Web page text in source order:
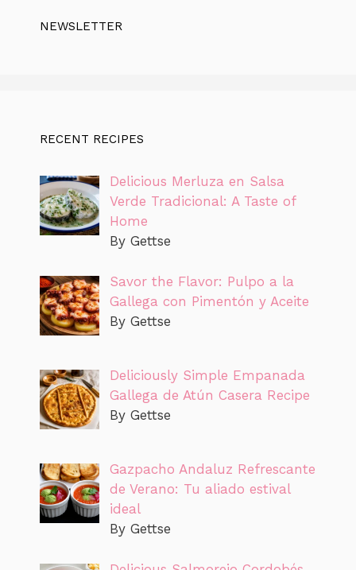
NEWSLETTER
RECENT RECIPES
Delicious Merluza en Salsa
Verde Tradicional: A Taste of
Home
By Gettse
Savor the Flavor: Pulpo a la
Gallega con Pimentón y Aceite
By Gettse
Deliciously Simple Empanada
Gallega de Atún Casera Recipe
By Gettse
Gazpacho Andaluz Refrescante
de Verano: Tu aliado estival
ideal
By Gettse